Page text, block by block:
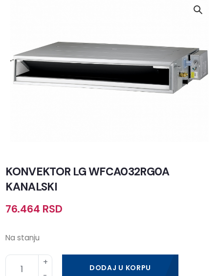
KONVEKTOR LG WFCA032RG0A
KANALSKI
76.464 RSD
Na stanju
DODAJ U KORPU